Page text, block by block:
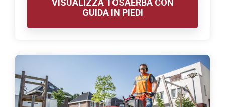
VISUALIZZA TOSAERBA CON
GUIDA IN PIEDI